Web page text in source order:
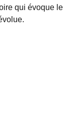
qui évoque le